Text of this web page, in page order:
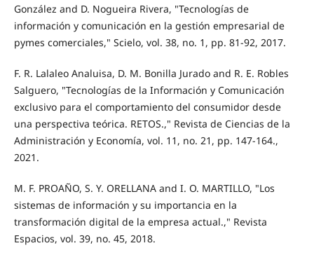
González and D. Nogueira Rivera, "Tecnologías de
información y comunicación en la gestión empresarial de
pymes comerciales," Scielo, vol. 38, no. 1, pp. 81-92, 2017.
F. R. Lalaleo Analuisa, D. M. Bonilla Jurado and R. E. Robles
Salguero, "Tecnologías de la Información y Comunicación
exclusivo para el comportamiento del consumidor desde
una perspectiva teórica. RETOS.," Revista de Ciencias de la
Administración y Economía, vol. 11, no. 21, pp. 147-164.,
2021.
M. F. PROAÑO, S. Y. ORELLANA and I. O. MARTILLO, "Los
sistemas de información y su importancia en la
transformación digital de la empresa actual.," Revista
Espacios, vol. 39, no. 45, 2018.